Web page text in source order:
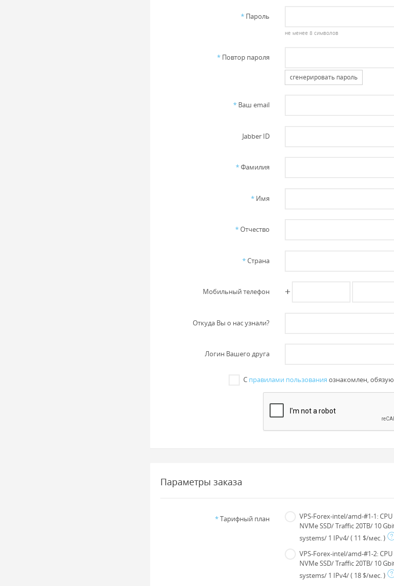
* Пароль
не менее 8 символов
* Повтор пароля
сгенерировать пароль
* Ваш email
Jabber ID
*Фамилия
* Имя
*Отчество
*Страна
Мобильный телефон +
Откуда Вы о нас узнали?
Логин Вашего друга
С правилами пользования ознакомлен,
Параметры заказа
*Тарифный план
VPS-Forex-intel/amd-#1-1:
NVMe SSD/ Traffic 20TB/ 10
systems/ 1 IPv4/( 11 $/мес. )
VPS-Forex-intel/amd-#1-2:
NVMe SSD/ Traffic 20TB/ 10
systems/ 1 IPv4/( 18 $/мес. )